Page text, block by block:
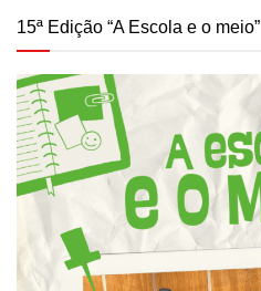
15ª Edição “A Escola e o meio”